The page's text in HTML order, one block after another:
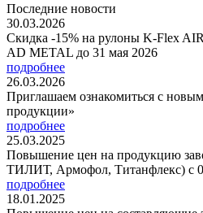
Последние новости
30.03.2026
Скидка -15% на рулоны K-Flex
AD METAL до 31 мая 2026
подробнее
26.03.2026
Приглашаем ознакомиться с
продукции»
подробнее
25.03.2025
Повышение цен на продукцию
ТИЛИТ, Армофол, Титанфлекс) с
подробнее
18.01.2025